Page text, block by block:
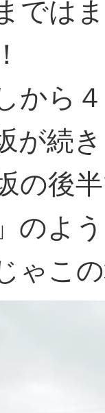
では
から
が続
の後
のよ
ゃこ